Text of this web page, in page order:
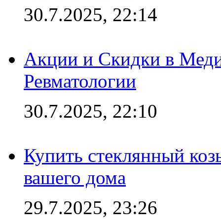
30.7.2025, 22:14
Акции и Скидки в
Ревматологии
30.7.2025, 22:10
Купить стеклянный
вашего дома
29.7.2025, 23:26